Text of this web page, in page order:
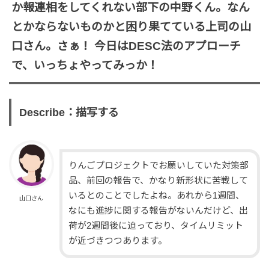
か報連相をしてくれない部下の中野くん。なん
とかならないものかと困り果てている上司の山
口さん。さぁ！ 今日はDESC法のアプローチ
で、いっちょやってみっか！
Describe：描写する
山口さん
りんごプロジェクトでお願いしていた対策部
品、前回の報告で、かなり新形状に苦戦して
いるとのことでしたよね。あれから1週間、
なにも進捗に関する報告がないんだけど、出
荷が2週間後に迫っており、タイムリミット
が近づきつつあります。